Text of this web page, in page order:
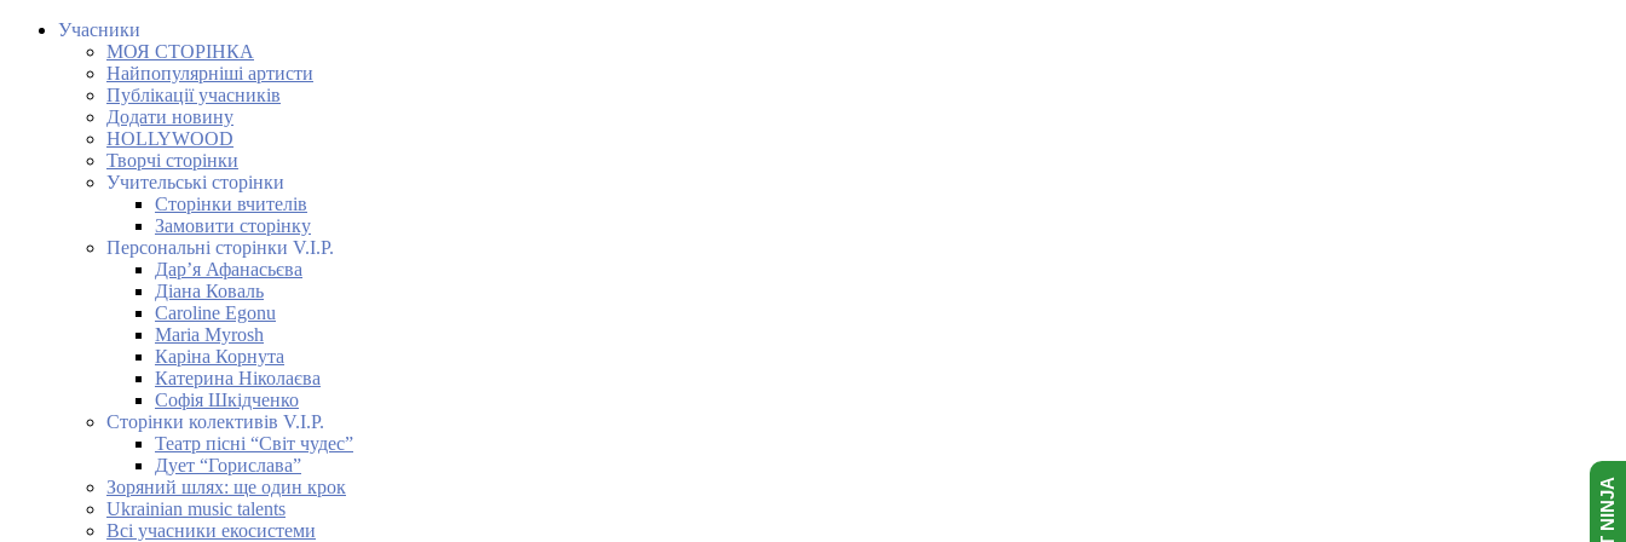
Учасники
МОЯ СТОРІНКА
Найпопулярніші артисти
Публікації учасників
Додати новину
HOLLYWOOD
Творчі сторінки
Учительські сторінки
Сторінки вчителів
Замовити сторінку
Персональні сторінки V.I.P.
Дар’я Афанасьєва
Діана Коваль
Caroline Egonu
Maria Myrosh
Каріна Корнута
Катерина Ніколаєва
Софія Шкідченко
Сторінки колективів V.I.P.
Театр пісні “Світ чудес”
Дует “Горислава”
Зоряний шлях: ще один крок
Ukrainian music talents
Всі учасники екосистеми